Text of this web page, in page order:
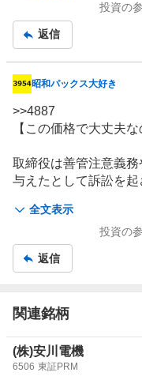
まして、MBOに怒っ
しまい、要件を欠いて
事前に内容証明等を
た方は、価格決定を
れる可能性が高いです
「それでもいいから後
は、まず、証券会社を
ください。そして、
円の他、切手代が
回位のペースですので
能とは思います。
申立書のひな形は、
ログ」に記載されて
にしてメールいただ
す。
来期決算予想は、もう
いように思い切り保
投資の
返信
掲
示
板
事
昭和パックス大好き
全文表示
>>4887
【この価格で大丈夫な
取締役は善管注意義
与えたとして訴訟を
がTOBに同意すると
直近に行った東雲の
投資の
返信
関連銘柄
(株)安川電機
6506 東証PRM